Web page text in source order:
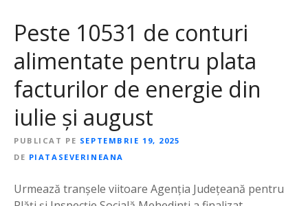
Peste 10531 de conturi
alimentate pentru plata
facturilor de energie din
iulie și august
PUBLICAT PE SEPTEMBRIE 19, 2025
DE PIATASEVERINEANA
Urmează tranșele viitoare Agenția Județeană pentru